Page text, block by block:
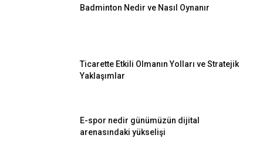
Badminton Nedir ve Nasıl Oynanır
Ticarette Etkili Olmanın Yolları ve Stratejik
Yaklaşımlar
E-spor nedir günümüzün dijital
arenasındaki yükselişi